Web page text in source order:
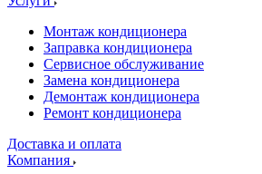
Монтаж кондиционера
Заправка кондиционера
Сервисное обслуживание
Замена кондиционера
Демонтаж кондиционера
Ремонт кондиционера
Доставка и оплата
Компания